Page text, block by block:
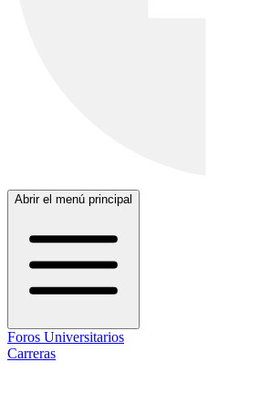
Abrir el menú principal
Foros Universitarios
Carreras